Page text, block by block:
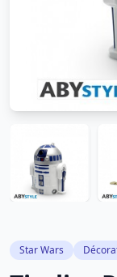
Star Wars